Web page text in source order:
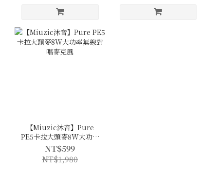
【Miuzic沐音】Pure
PE5卡拉大頭麥8W大功率
無線對唱麥克風
NT$599
NT$1,980